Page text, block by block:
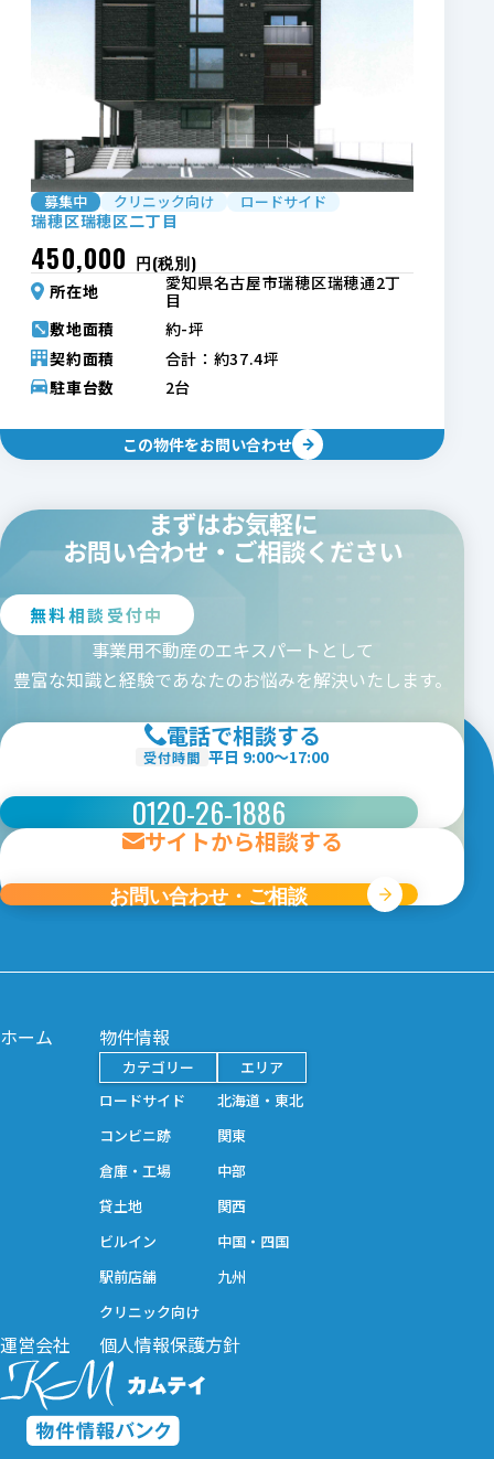
ステータス
上記条件で物件を検索
募集中 クリニック向け ロードサイド
瑞穂区瑞穂区二丁目
450,000 円(税別)
所在地
愛知県名古屋市瑞穂区瑞穂通2丁
目
敷地面積
約-坪
契約面積
合計：約37.4坪
駐車台数
2台
この物件をお問い合わせ
まずはお気軽に
お問い合わせ・ご相談ください
無料相談受付中
事業用不動産のエキスパートとして
豊富な知識と経験であなたのお悩みを解決いたします。
電話で相談する
受付時間 平日 9:00〜17:00
0120-26-1886
サイトから相談する
お問い合わせ・ご相談
ホーム 物件情報
カテゴリー
ロードサイド
コンビニ跡
倉庫・工場
貸土地
ビルイン
駅前店舗
クリニック向け
エリア
北海道・東北
関東
中部
関西
中国・四国
九州
運営会社 個人情報保護方針